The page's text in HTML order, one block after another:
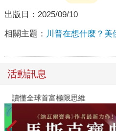
出版日： 2025/09/10
相關主題： 川普在想什麼？美
活動訊息
讀懂全球首富極限思維